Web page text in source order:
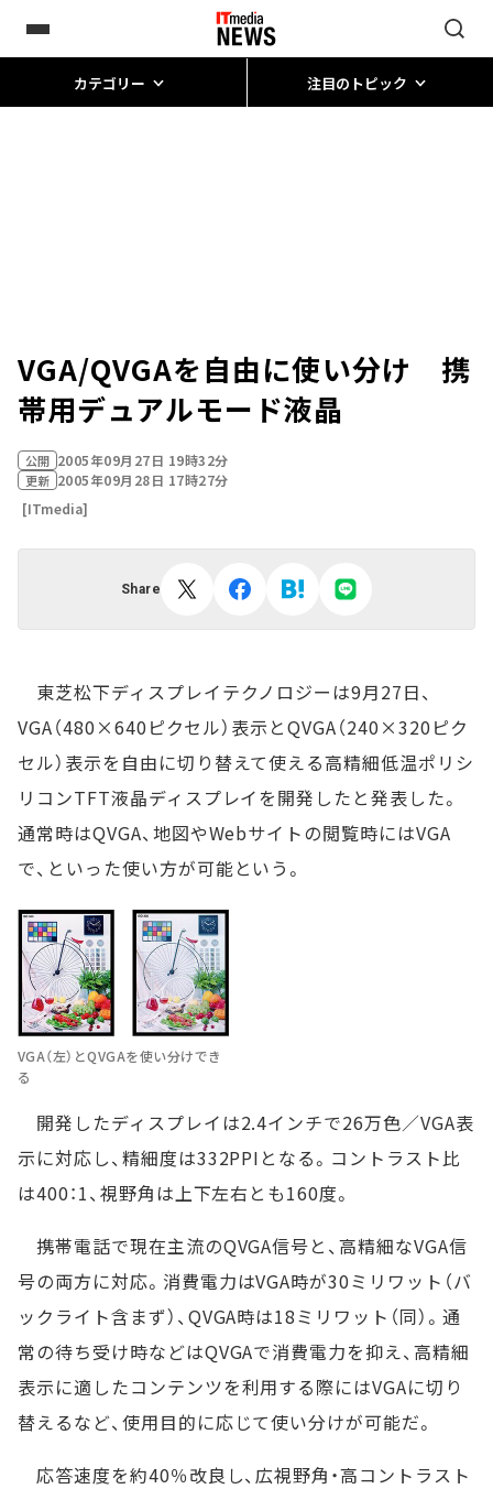
カテゴリー 注目のトピック
VGA/QVGAを自由に使い分け 携
帯用デュアルモード液晶
公開 2005年09月27日 19時32分
更新 2005年09月28日 17時27分
[ITmedia]
Share
東芝松下ディスプレイテクノロジーは9月27日、
VGA（480×640ピクセル）表示とQVGA（240×320ピク
セル）表示を自由に切り替えて使える高精細低温ポリシ
リコンTFT液晶ディスプレイを開発したと発表した。
通常時はQVGA、地図やWebサイトの閲覧時にはVGA
で、といった使い方が可能という。
VGA（左）とQVGAを使い分けでき
る
開発したディスプレイは2.4インチで26万色／VGA表
示に対応し、精細度は332PPIとなる。コントラスト比
は400：1、視野角は上下左右とも160度。
携帯電話で現在主流のQVGA信号と、高精細なVGA信
号の両方に対応。消費電力はVGA時が30ミリワット（バ
ックライト含まず）、QVGA時は18ミリワット（同）。通
常の待ち受け時などはQVGAで消費電力を抑え、高精細
表示に適したコンテンツを利用する際にはVGAに切り
替えるなど、使用目的に応じて使い分けが可能だ。
応答速度を約40％改良し、広視野角・高コントラスト